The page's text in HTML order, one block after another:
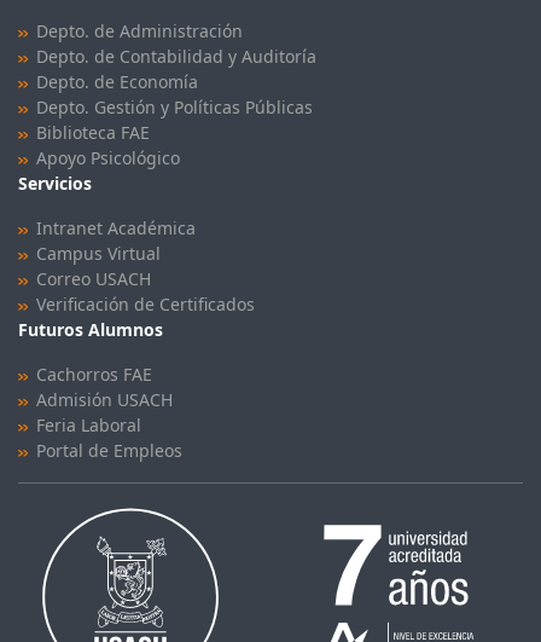
Depto. de Administración
Depto. de Contabilidad y Auditoría
Depto. de Economía
Depto. Gestión y Políticas Públicas
Biblioteca FAE
Apoyo Psicológico
Servicios
Intranet Académica
Campus Virtual
Correo USACH
Verificación de Certificados
Futuros Alumnos
Cachorros FAE
Admisión USACH
Feria Laboral
Portal de Empleos